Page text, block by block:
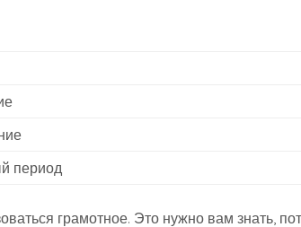
период
грамотное. Это нужно вам знать,